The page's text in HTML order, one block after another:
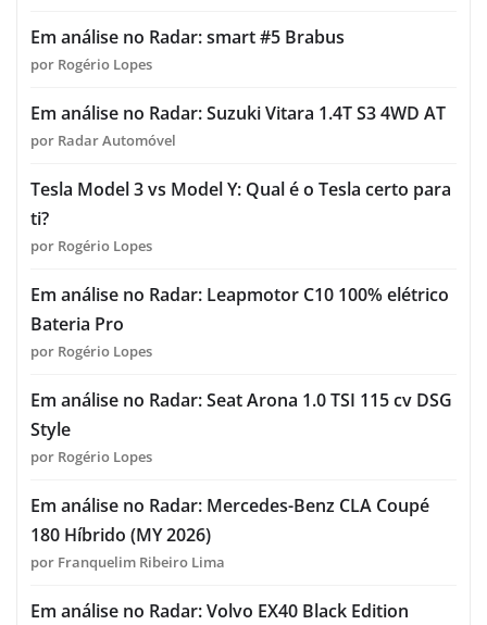
Em análise no Radar: smart #5 Brabus
por Rogério Lopes
Em análise no Radar: Suzuki Vitara 1.4T S3 4WD AT
por Radar Automóvel
Tesla Model 3 vs Model Y: Qual é o Tesla certo para
ti?
por Rogério Lopes
Em análise no Radar: Leapmotor C10 100% elétrico
Bateria Pro
por Rogério Lopes
Em análise no Radar: Seat Arona 1.0 TSI 115 cv DSG
Style
por Rogério Lopes
Em análise no Radar: Mercedes-Benz CLA Coupé
180 Híbrido (MY 2026)
por Franquelim Ribeiro Lima
Em análise no Radar: Volvo EX40 Black Edition